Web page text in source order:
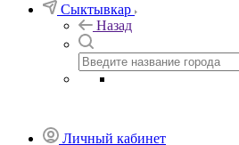
Сыктывкар
Назад
Личный кабинет